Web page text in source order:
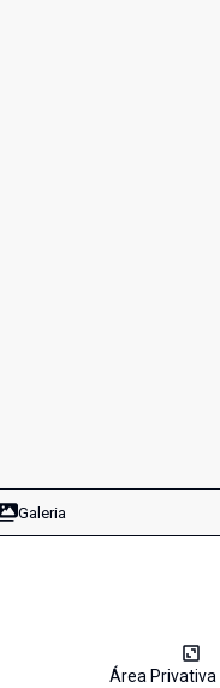
Galeria
Área Privativa